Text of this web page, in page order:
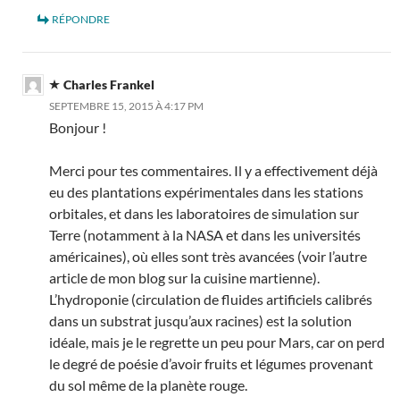
RÉPONDRE
Charles Frankel
SEPTEMBRE 15, 2015 À 4:17 PM
Bonjour !
Merci pour tes commentaires. Il y a effectivement déjà
eu des plantations expérimentales dans les stations
orbitales, et dans les laboratoires de simulation sur
Terre (notamment à la NASA et dans les universités
américaines), où elles sont très avancées (voir l’autre
article de mon blog sur la cuisine martienne).
L’hydroponie (circulation de fluides artificiels calibrés
dans un substrat jusqu’aux racines) est la solution
idéale, mais je le regrette un peu pour Mars, car on perd
le degré de poésie d’avoir fruits et légumes provenant
du sol même de la planète rouge.